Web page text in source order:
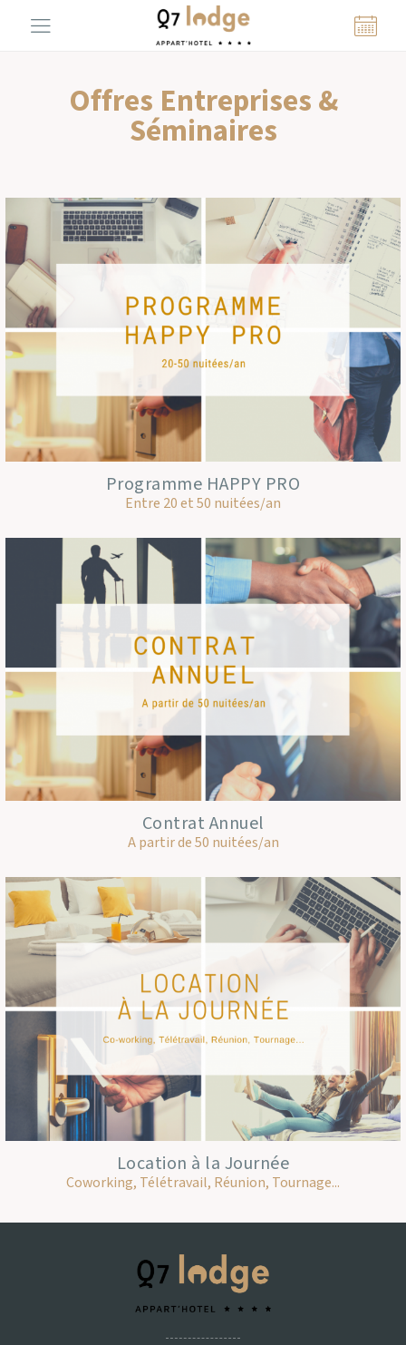
Offres Entreprises &
Séminaires
Programme HAPPY PRO
Entre 20 et 50 nuitées/an
Contrat Annuel
A partir de 50 nuitées/an
Location à la Journée
Coworking, Télétravail, Réunion, Tournage...